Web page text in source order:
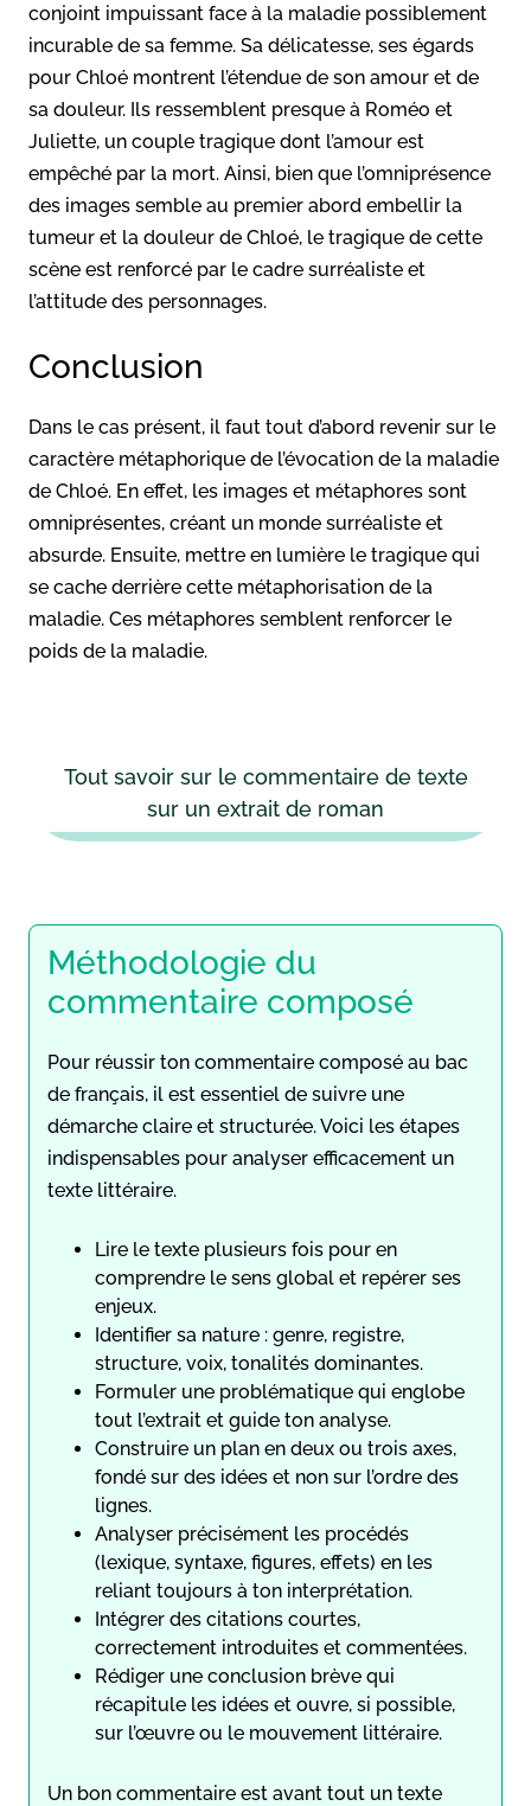
conjoint impuissant face à la maladie possiblement
incurable de sa femme. Sa délicatesse, ses égards
pour Chloé montrent l’étendue de son amour et de
sa douleur. Ils ressemblent presque à Roméo et
Juliette, un couple tragique dont l’amour est
empêché par la mort. Ainsi, bien que l’omniprésence
des images semble au premier abord embellir la
tumeur et la douleur de Chloé, le tragique de cette
scène est renforcé par le cadre surréaliste et
l’attitude des personnages.
Conclusion
Dans le cas présent, il faut tout d’abord revenir sur le
caractère métaphorique de l’évocation de la maladie
de Chloé. En effet, les images et métaphores sont
omniprésentes, créant un monde surréaliste et
absurde. Ensuite, mettre en lumière le tragique qui
se cache derrière cette métaphorisation de la
maladie. Ces métaphores semblent renforcer le
poids de la maladie.
Tout savoir sur le commentaire de texte
sur un extrait de roman
Méthodologie du
commentaire composé
Pour réussir ton commentaire composé au bac
de français, il est essentiel de suivre une
démarche claire et structurée. Voici les étapes
indispensables pour analyser efficacement un
texte littéraire.
Lire le texte plusieurs fois pour en
comprendre le sens global et repérer ses
enjeux.
Identifier sa nature : genre, registre,
structure, voix, tonalités dominantes.
Formuler une problématique qui englobe
tout l’extrait et guide ton analyse.
Construire un plan en deux ou trois axes,
fondé sur des idées et non sur l’ordre des
lignes.
Analyser précisément les procédés
(lexique, syntaxe, figures, effets) en les
reliant toujours à ton interprétation.
Intégrer des citations courtes,
correctement introduites et commentées.
Rédiger une conclusion brève qui
récapitule les idées et ouvre, si possible,
sur l’œuvre ou le mouvement littéraire.
Un bon commentaire est avant tout un texte